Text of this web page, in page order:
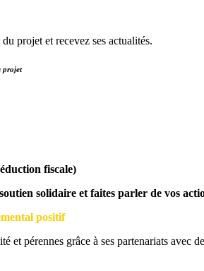
projet et recevez ses actualités.
projet
fiscale)
solidaire et faites parler de vos
positif
et pérennes grâce à ses partenariats